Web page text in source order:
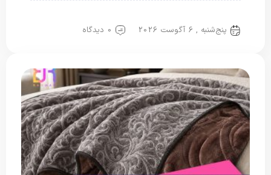
پنج‌شنبه , 6 آگوست 2026 0 دیدگاه